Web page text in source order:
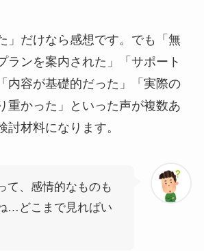
」だけなら感想です。でも「無
ランを案内された」「サポート
内容が基礎的だった」「実際の
重かった」といった声が複数あ
討材料になります。
て、感情的なものも
…どこまで見ればい